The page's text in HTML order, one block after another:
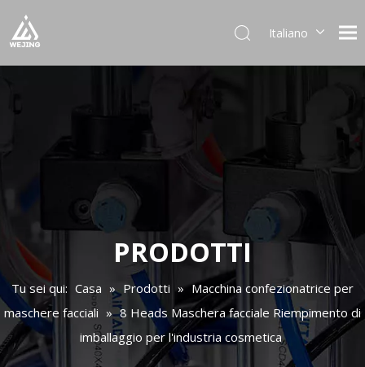
Italiano
Pусский
Português
日本語
한국어
PRODOTTI
Tu sei qui: Casa » Prodotti » Macchina confezionatrice per
maschere facciali » 8 Heads Maschera facciale Riempimento di
imballaggio per l'industria cosmetica